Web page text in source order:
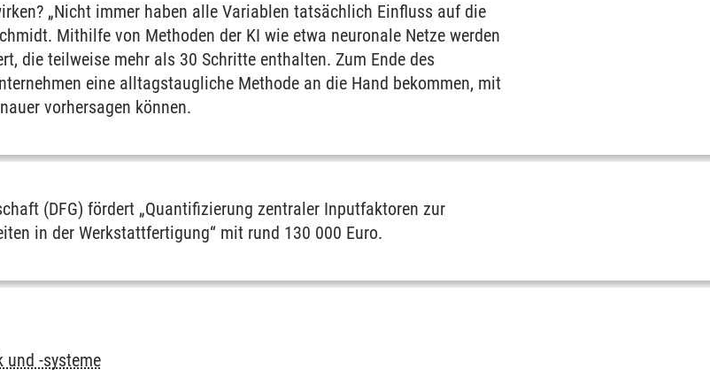
„Nicht immer haben alle Variablen tatsächlich Einfluss auf die
Mithilfe von Methoden der KI wie etwa neuronale Netze werden
die teilweise mehr als 30 Schritte enthalten. Zum Ende des
eine alltagstaugliche Methode an die Hand bekommen, mit
vorhersagen können.
(DFG) fördert „Quantifizierung zentraler Inputfaktoren zur
in der Werkstattfertigung“ mit rund 130 000 Euro.
-systeme